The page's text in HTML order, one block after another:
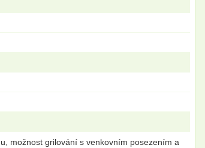
možnost grilování s venkovním posezením a